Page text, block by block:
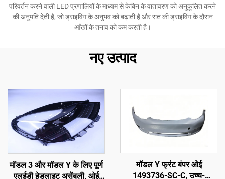
परिवर्तन करने वाली LED प्रणालियों के माध्यम से केबिन के वातावरण को अनुकूलित करने
की अनुमति देती है, जो ड्राइविंग के अनुभव को बढ़ाती है और रात की ड्राइविंग के दौरान
आँखों के तनाव को कम करती है।
नए उत्पाद
मॉडल 3 और मॉडल Y के लिए पूर्ण
एलईडी हेडलाइट असेंबली, ओई
मॉडल Y फ्रंट बंपर ओई
1493736-SC-C, उच्च-